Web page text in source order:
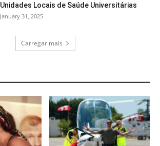
Unidades Locais de Saúde Universitárias
January 31, 2025
Carregar mais